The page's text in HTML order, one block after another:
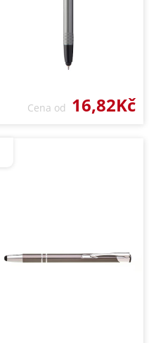
Cena od 16,82Kč